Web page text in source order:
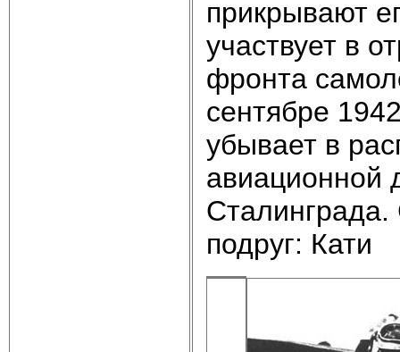
прикрывают
участвует в
фронта
сентябре
убывает в
авиационной
подруг: Кати